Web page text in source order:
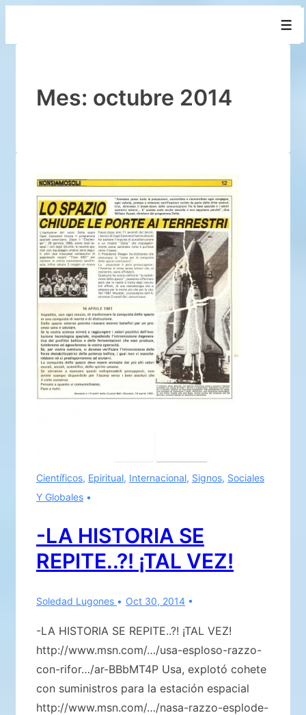
principalMes: octubre 2014
Científicos, Epiritual, Internacional, Signos, Sociales
Y Globales
-LA HISTORIA SE
REPITE..?! ¡TAL VEZ!
Soledad Lugones Oct 30, 2014
-LA HISTORIA SE REPITE..?! ¡TAL VEZ!
http://www.msn.com/…/usa-esploso-razzo-
con-rifor…/ar-BBbMT4P Usa, explotó cohete
con suministros para la estación espacial
http://www.msn.com/…/nasa-razzo-esplode-